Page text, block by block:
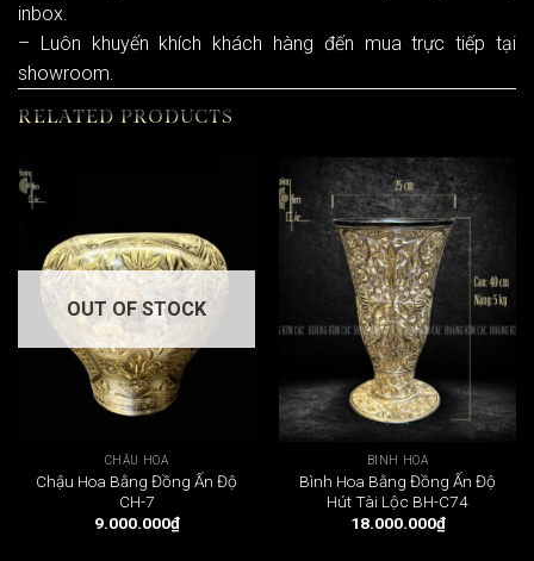
inbox.
– Luôn khuyến khích khách hàng đến mua trực tiếp tại
showroom.
RELATED PRODUCTS
OUT OF STOCK
CHẬU HOA
Chậu Hoa Bằng Đồng Ấn Độ
CH-7
9.000.000₫
BÌNH HOA
Bình Hoa Bằng Đồng Ấn Độ
Hút Tài Lộc BH-C74
18.000.000₫